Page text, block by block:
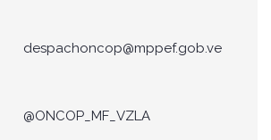
despachoncop@mppef.gob.ve
@ONCOP_MF_VZLA